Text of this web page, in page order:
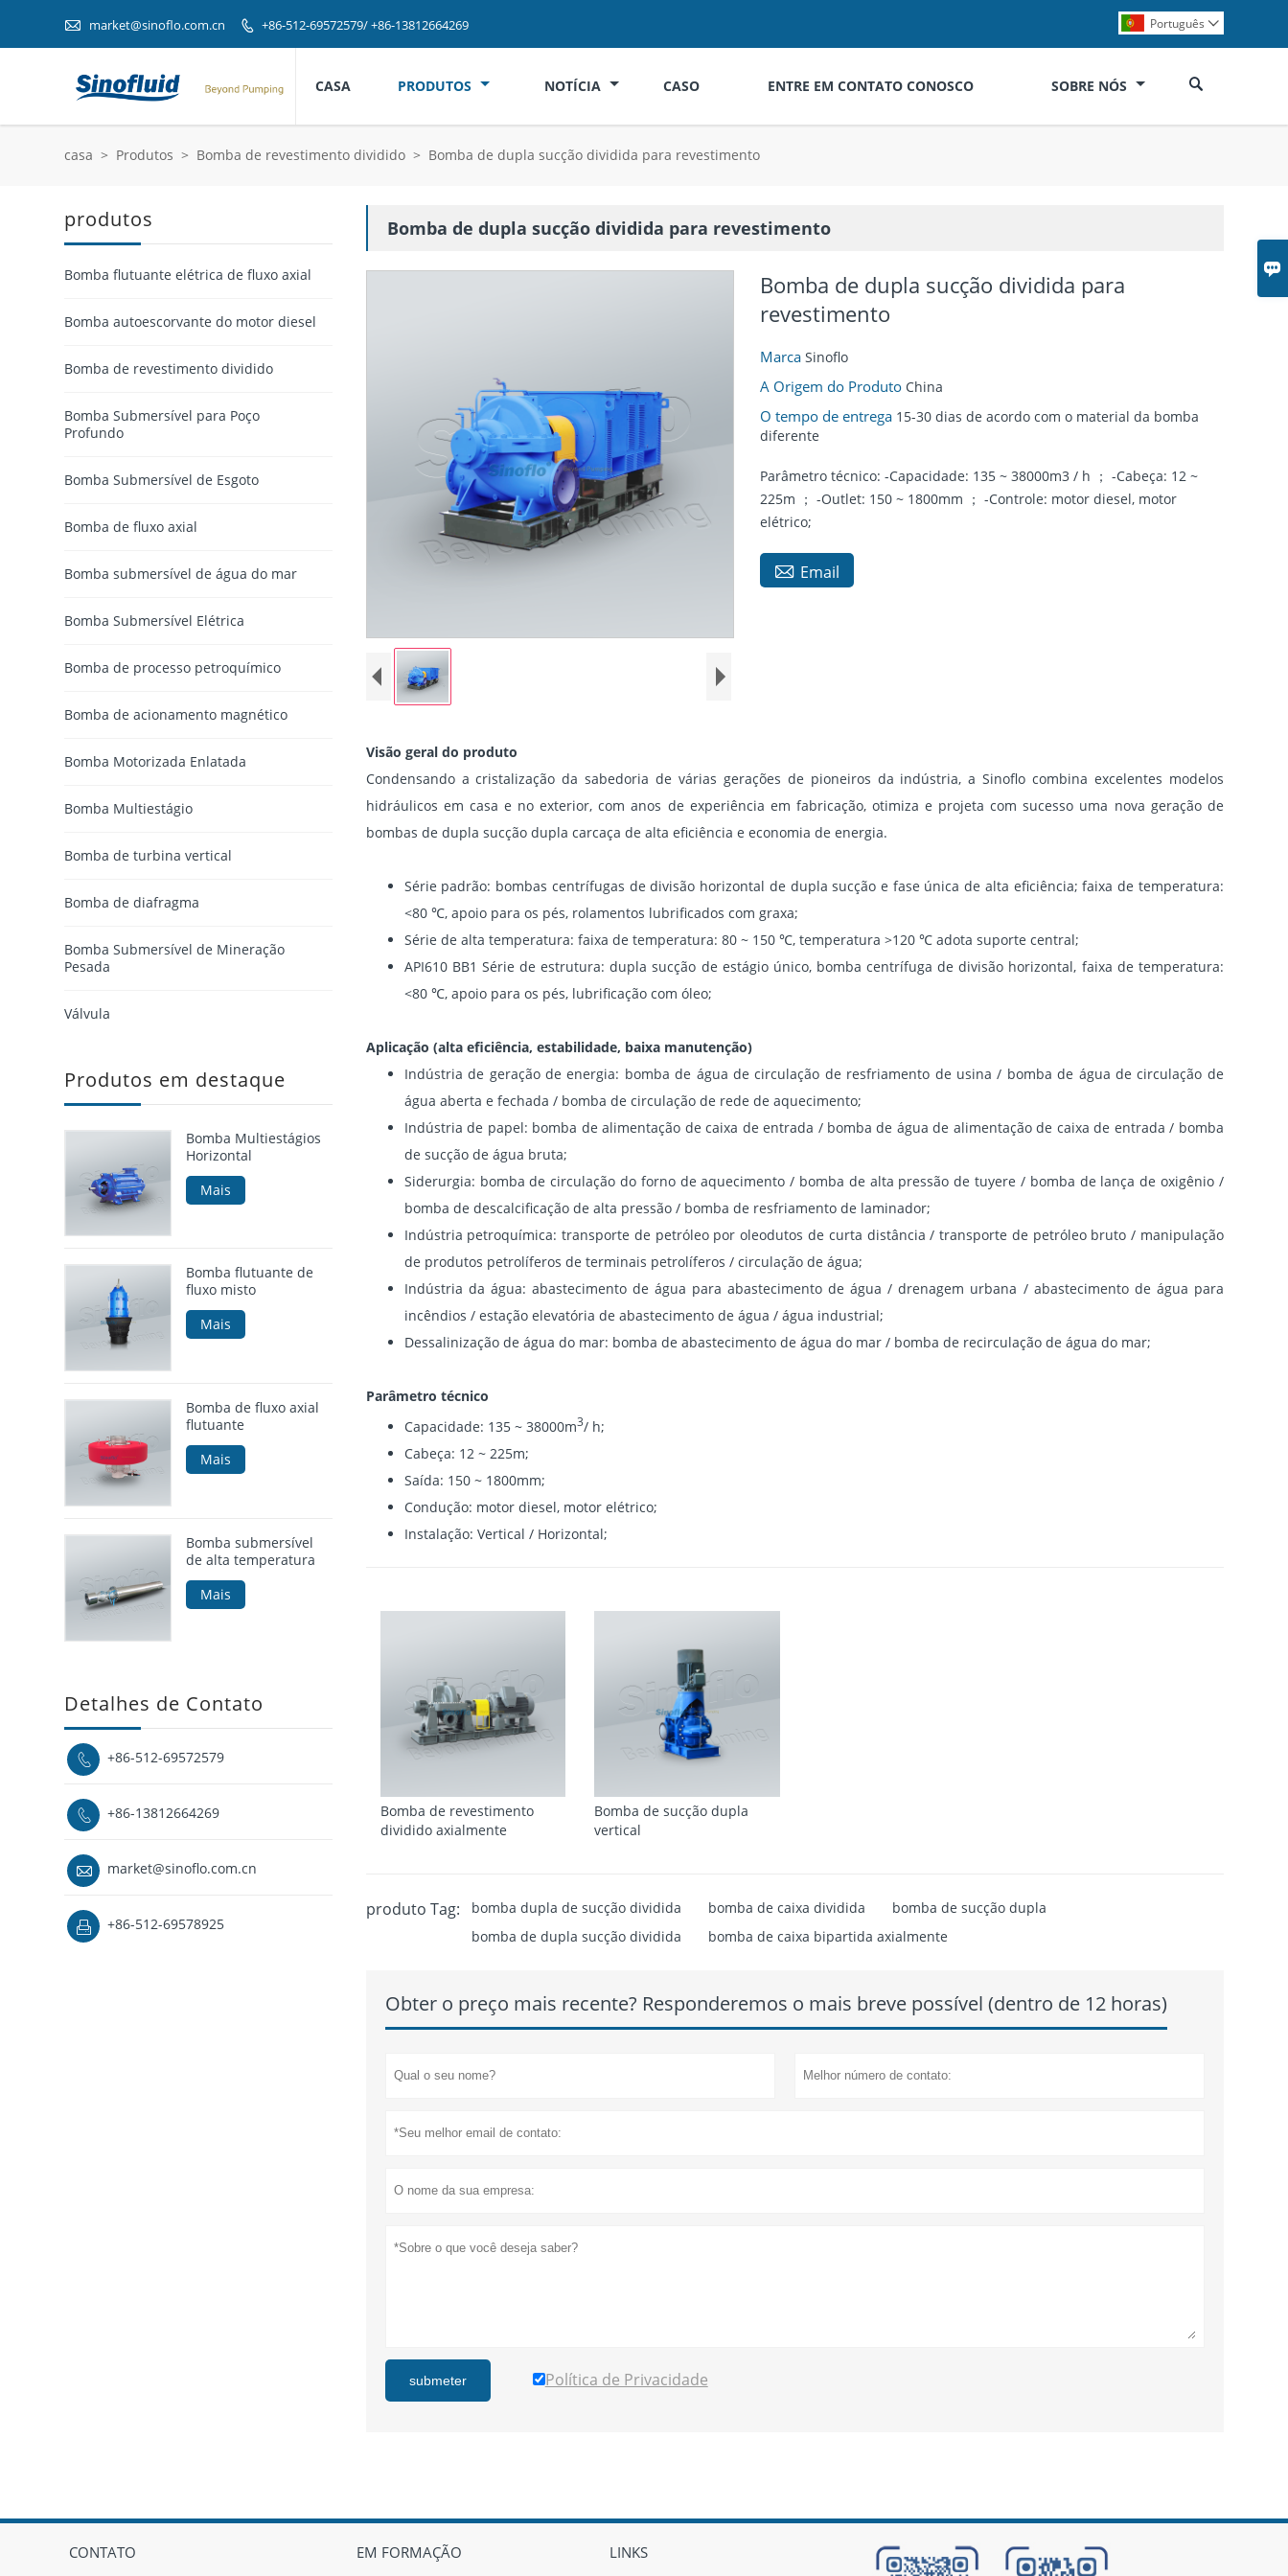

 market@sinoflo.com.cn  +86-512-69572579/ +86-13812664269 Português 
CASA PRODUTOS NOTÍCIA CASO ENTRE EM CONTATO CONOSCO SOBRE NÓS 
casa > Produtos > Bomba de revestimento dividido > Bomba de dupla sucção dividida para revestimento
Bomba de dupla sucção dividida para revestimento
Bomba de dupla sucção dividida para
revestimento
MarcaSinoflo
A Origem do Produto China
O tempo de entrega 15-30 dias de acordo com o material da bomba
diferente
Parâmetro técnico: -Capacidade: 135 ~ 38000m3 / h ； -Cabeça: 12 ~
225m ； -Outlet: 150 ~ 1800mm ； -Controle: motor diesel, motor
elétrico;
 Email
Visão geral do produto
Condensando a cristalização da sabedoria de várias gerações de pioneiros da indústria, a Sinoflo combina excelentes modelos
hidráulicos em casa e no exterior, com anos de experiência em fabricação, otimiza e projeta com sucesso uma nova geração de
bombas de dupla sucção dupla carcaça de alta eficiência e economia de energia.
Série padrão: bombas centrífugas de divisão horizontal de dupla sucção e fase única de alta eficiência; faixa de temperatura:
<80 ℃, apoio para os pés, rolamentos lubrificados com graxa;
Série de alta temperatura: faixa de temperatura: 80 ~ 150 ℃, temperatura >120 ℃ adota suporte central;
API610 BB1 Série de estrutura: dupla sucção de estágio único, bomba centrífuga de divisão horizontal, faixa de temperatura:
<80 ℃, apoio para os pés, lubrificação com óleo;
Aplicação (alta eficiência, estabilidade, baixa manutenção)
Indústria de geração de energia: bomba de água de circulação de resfriamento de usina / bomba de água de circulação de
água aberta e fechada / bomba de circulação de rede de aquecimento;
Indústria de papel: bomba de alimentação de caixa de entrada / bomba de água de alimentação de caixa de entrada / bomba
de sucção de água bruta;
Siderurgia: bomba de circulação do forno de aquecimento / bomba de alta pressão de tuyere / bomba de lança de oxigênio /
bomba de descalcificação de alta pressão / bomba de resfriamento de laminador;
Indústria petroquímica: transporte de petróleo por oleodutos de curta distância / transporte de petróleo bruto / manipulação
de produtos petrolíferos de terminais petrolíferos / circulação de água;
Indústria da água: abastecimento de água para abastecimento de água / drenagem urbana / abastecimento de água para
incêndios / estação elevatória de abastecimento de água / água industrial;
Dessalinização de água do mar: bomba de abastecimento de água do mar / bomba de recirculação de água do mar;
Parâmetro técnico
Capacidade: 135 ~ 38000m3/ h;
Cabeça: 12 ~ 225m;
Saída: 150 ~ 1800mm;
Condução: motor diesel, motor elétrico;
Instalação: Vertical / Horizontal;
Bomba de revestimento
dividido axialmente
Bomba de sucção dupla
vertical
produto Tag: bomba dupla de sucção dividida bomba de caixa dividida
bomba de sucção dupla
bomba de dupla sucção dividida
bomba de caixa bipartida axialmente
Obter o preço mais recente? Responderemos o mais breve possível (dentro de 12 horas)
submeter Política de Privacidade
produtos
Bomba flutuante elétrica de fluxo axial
Bomba autoescorvante do motor diesel
Bomba de revestimento dividido
Bomba Submersível para Poço
Profundo
Bomba Submersível de Esgoto
Bomba de fluxo axial
Bomba submersível de água do mar
Bomba Submersível Elétrica
Bomba de processo petroquímico
Bomba de acionamento magnético
Bomba Motorizada Enlatada
Bomba Multiestágio
Bomba de turbina vertical
Bomba de diafragma
Bomba Submersível de Mineração
Pesada
Válvula
Produtos em destaque
Bomba Multiestágios
Horizontal
Mais
Bomba flutuante de
fluxo misto
Mais
Bomba de fluxo axial
flutuante
Mais
Bomba submersível
de alta temperatura
Mais
Detalhes de Contato
 +86-512-69572579
 +86-13812664269
 market@sinoflo.com.cn
 +86-512-69578925
CONTATO EM FORMAÇÃO LINKS